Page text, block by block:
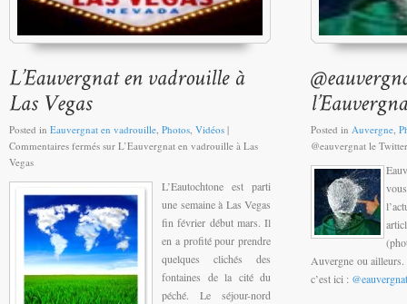
Posted in Eauvergnat en vadrouille, Photos, Vidéos |
Commentaires fermés sur L’Eauvergnat en vadrouille à Las
Vegas
L’Eautochtone est parti
une semaine à Las Vegas
fin février début mars. Il
en a profité pour prendre
quelques clichés des
fontaines de la cité du
péché. Le séjour-nord
Posted in Auvergne,
@eauvergnat le
Auvergne ou
c’est ici : @eauvergnat